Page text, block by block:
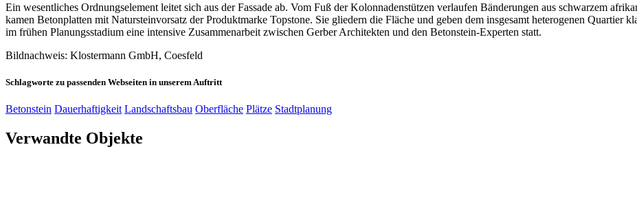
Ein wesentliches Ordnungselement leitet sich aus der Fassade ab. Vom Fuß der Kolonnadenstützen verlaufen Bänderungen aus schwarzem
kamen Betonplatten mit Natursteinvorsatz der Produktmarke Topstone. Sie gliedern die Fläche und geben dem insgesamt heterogenen
im frühen Planungsstadium eine intensive Zusammenarbeit zwischen Gerber Architekten und den Betonstein-Experten statt.
Bildnachweis: Klostermann GmbH, Coesfeld
Schlagworte zu passenden Webseiten in unserem Auftritt
Betonstein Dauerhaftigkeit Landschaftsbau Oberfläche Plätze Stadtplanung
Verwandte Objekte